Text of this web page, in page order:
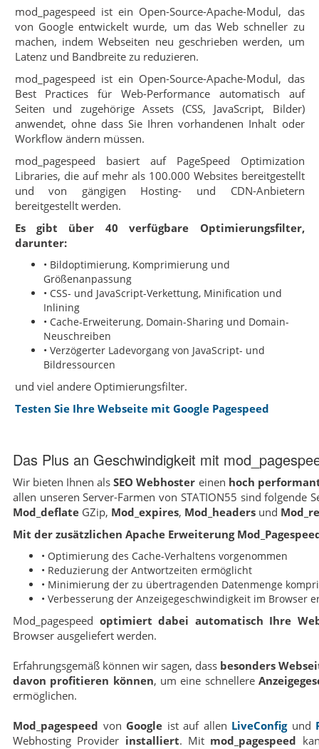
mod_pagespeed ist ein Open-Source-Apache-Modul, das
von Google entwickelt wurde, um das Web schneller zu
machen, indem Webseiten neu geschrieben werden, um
Latenz und Bandbreite zu reduzieren.
mod_pagespeed ist ein Open-Source-Apache-Modul, das
Best Practices für Web-Performance automatisch auf
Seiten und zugehörige Assets (CSS, JavaScript, Bilder)
anwendet, ohne dass Sie Ihren vorhandenen Inhalt oder
Workflow ändern müssen.
mod_pagespeed basiert auf PageSpeed Optimization
Libraries, die auf mehr als 100.000 Websites bereitgestellt
und von gängigen Hosting- und CDN-Anbietern
bereitgestellt werden.
Es gibt über 40 verfügbare Optimierungsfilter,
darunter:
• Bildoptimierung, Komprimierung und
Größenanpassung
• CSS- und JavaScript-Verkettung, Minification und
Inlining
• Cache-Erweiterung, Domain-Sharing und Domain-
Neuschreiben
• Verzögerter Ladevorgang von JavaScript- und
Bildressourcen
und viel andere Optimierungsfilter.
Testen Sie Ihre Webseite mit Google Pagespeed
Das Plus an Geschwindigkeit mit
Wir bieten Ihnen alsSEO Webhoster einen hoch
allen unseren Server-Farmen von STATION55 sind folgende
Mod_deflate GZip, Mod_expires, Mod_headers und
Mit der zusätzlichen Apache Erweiterung
• Optimierung des Cache-Verhaltens vorgenommen
• Reduzierung der Antwortzeiten ermöglicht
• Minimierung der zu übertragenden Datenmenge
• Verbesserung der Anzeigegeschwindigkeit im Browser
Mod_pagespeed optimiert dabei automatisch Ihre
Browser ausgeliefert werden.
Erfahrungsgemäß können wir sagen, dass besonders
davon profitieren können, um eine schnellere
ermöglichen.
Mod_pagespeed von Google ist auf allen LiveConfigund
Webhosting Provider installiert. Mit mod_pagespeed